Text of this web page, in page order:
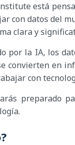
está
con datos del
clara y
por la IA, los
convierten en
con
preparado